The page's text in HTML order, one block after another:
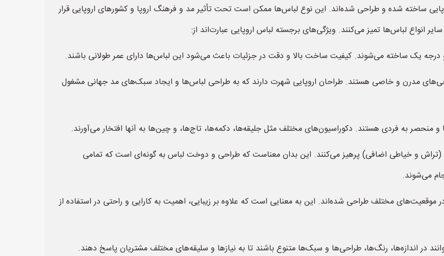
ساخته شده و طراحی شده‌اند. این نوع لباس‌ها ممکن است تحت تأثیر مد و فرهنگ اروپا و کشورهای اروپایی قرار
انواع لباس‌ها تمیز می‌کنند. ویژگی‌های برجسته لباس اروپایی عبارت‌اند از:
و درجه یک ساخته می‌شوند. کیفیت ساخت بالا و دقت در جزئیات باعث می‌شود این لباس‌ها دارای عمر طولانی باشند.
مدرن و خاصی هستند. طراحان اروپایی شهرت دارند که به طراحی لباس‌ها و ایجاد سبک‌های مد جهانی مشغول
و منحصر به فردی هستند. دکوراسیون‌های مختلف مثل جلیقه‌ها، دکمه‌ها، تاج‌ها، و چین‌ها به آنها افتخار می‌آورند.
(تراش و خیاطی اضافی) پرهیز می‌کنند. این بدان معناست که طراحی و دوخت لباس به گونه‌ای است که تمامی
می‌شوند.
موقعیت‌های مختلف طراحی شده‌اند. این به معنایی است که علاوه بر زیبایی، اهمیت به کارایی و راحتی در استفاده از
در اندازه‌ها، رنگ‌ها، طراحی‌ها و سبک‌ها متنوع باشند تا به نیازها و سلیقه‌های مختلف مشتریان پاسخ دهند.